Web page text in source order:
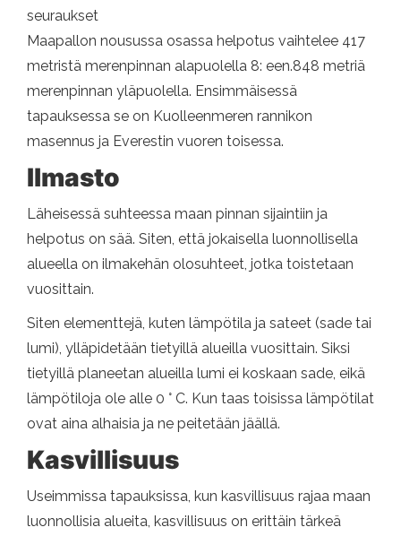
seuraukset
Maapallon nousussa osassa helpotus vaihtelee 417
metristä merenpinnan alapuolella 8: een.848 metriä
merenpinnan yläpuolella. Ensimmäisessä
tapauksessa se on Kuolleenmeren rannikon
masennus ja Everestin vuoren toisessa.
Ilmasto
Läheisessä suhteessa maan pinnan sijaintiin ja
helpotus on sää. Siten, että jokaisella luonnollisella
alueella on ilmakehän olosuhteet, jotka toistetaan
vuosittain.
Siten elementtejä, kuten lämpötila ja sateet (sade tai
lumi), ylläpidetään tietyillä alueilla vuosittain. Siksi
tietyillä planeetan alueilla lumi ei koskaan sade, eikä
lämpötiloja ole alle 0 ° C. Kun taas toisissa lämpötilat
ovat aina alhaisia ​​ja ne peitetään jäällä.
Kasvillisuus
Useimmissa tapauksissa, kun kasvillisuus rajaa maan
luonnollisia alueita, kasvillisuus on erittäin tärkeä